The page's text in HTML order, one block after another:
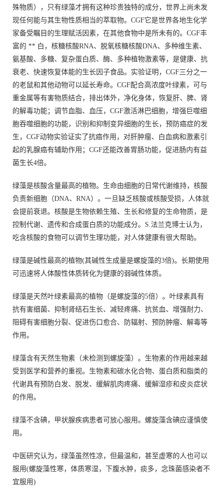
殊物质），只有绿藻才拥有这种珍贵独特的成分，世界上尚未发
现任何能与其生物性质相当的萃取物。CGF它是世界各地生化学
家备受瞩目的生理赋活因素，在其他食物中是所未有的。CGF丰
富的 ** 白，核糖核酸RNA、脱氧核糖核酸DNA、多种维生素、
氨基酸、多糖、复杂蛋白质、酶、多种植物激素等，是健康、抗
衰老、快速恢复体能的生长因子食品。实验证明，CGF三分之一
的老鼠和其他动物可以延长寿命。CGF配合高浓度叶绿素，可与
重金属等有害物质结合，排出体外，净化身体，恢复肝、脾、肾
的解毒功能；调节血脂、血压，CGF激活淋巴细胞，增强巨噬细
胞吞噬细胞的功能，识别和抑制变异细胞的生长，预防癌症的发
生，CGF动物实验证实了抗癌作用，对肝肿瘤、白血病和激素引
起的乳腺癌有辅助作用；CGF还能改善胃肠功能，促进肠内有益
菌生长4倍。
绿藻是核酸含量最高的植物。生命由细胞的日常代谢维持，核酸
负责新细胞（DNA、RNA）。一旦缺乏核酸或核酸受损，人体就
会提前衰退。核酸是生物依赖生殖、生长和修复的生命物质，是
控制代谢、遗传和合成蛋白质的功能成分。S.法兰克博士认为，
吃含核酸的食物可以调节生理功能，对人体健康有很大帮助。
绿藻是碱性最高的植物(其碱性生成量是螺旋藻的3倍)。长期使用
可迅速将人体酸性体质转化为健康的弱碱性体质。
绿藻是天然叶绿素最高的植物（是螺旋藻的5倍）。叶绿素具有
抗有害细菌、抑制肾结石生长、减轻疼痛、抗贫血、增强耐力、
阻碍有害细胞分裂、促进伤口愈合、防辐射、预防肿瘤、解毒等
作用。
绿藻含有天然生物素（未检测到螺旋藻）。生物素的作用越来越
受到医学和营养的重视。生物素和碳水化合物、蛋白质和脂类的
代谢具有预防白发、脱发、缓解肌肉疼痛、缓解湿疹和皮炎症状
的作用。
绿藻不含碘，甲状腺疾病患者可放心服用。螺旋藻含碘应谨慎使
用。
中医研究认为，绿藻虽然性凉，但最温和，甚至虚寒的人也可以
服用(螺旋藻性寒，体质寒湿，下腹水肿，痰多，念珠菌感染者不
宜服用)